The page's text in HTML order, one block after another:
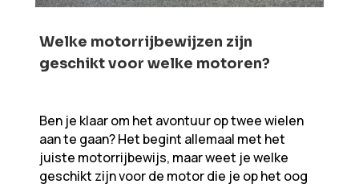
Welke motorrijbewijzen zijn
geschikt voor welke motoren?
Ben je klaar om het avontuur op twee wielen
aan te gaan? Het begint allemaal met het
juiste motorrijbewijs, maar weet je welke
geschikt zijn voor de motor die je op het oog